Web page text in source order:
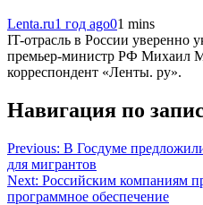
Lenta.ru1 год ago01 mins
IT-отрасль в России уверенно
премьер-министр РФ Михаил
корреспондент «Ленты. ру».
Навигация по
Previous: В Госдуме
для мигрантов
Next: Российским компаниям
программное обеспечение